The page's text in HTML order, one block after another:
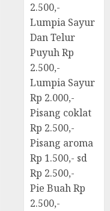
2.500,-
Lumpia Sayur
Dan Telur
Puyuh Rp
2.500,-
Lumpia Sayur
Rp 2.000,-
Pisang coklat
Rp 2.500,-
Pisang aroma
Rp 1.500,- sd
Rp 2.500,-
Pie Buah Rp
2.500,-